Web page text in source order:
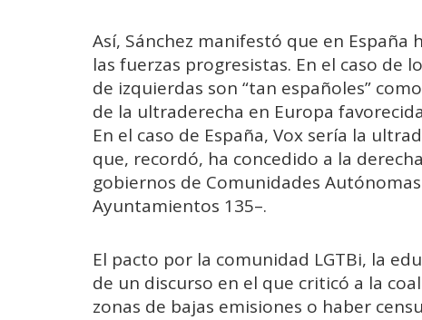
Así, Sánchez manifestó que en España
las fuerzas progresistas. En el caso de
de izquierdas son “tan españoles”
de la ultraderecha en Europa
En el caso de España, Vox sería la
que, recordó, ha concedido a la
gobiernos de Comunidades
Ayuntamientos ­135–.
El pacto por la comunidad LGTBi, la
de un discurso en el que criticó a la
zonas de bajas emisiones o haber